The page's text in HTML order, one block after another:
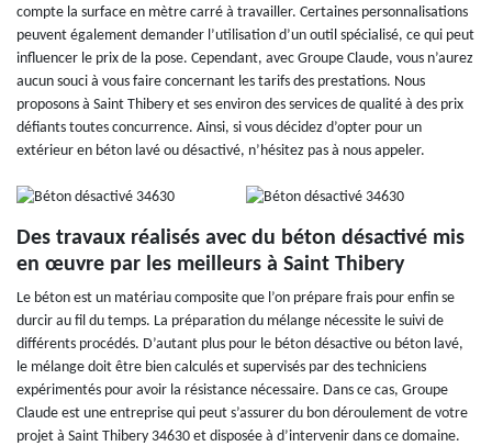
compte la surface en mètre carré à travailler. Certaines personnalisations
peuvent également demander l’utilisation d’un outil spécialisé, ce qui peut
influencer le prix de la pose. Cependant, avec Groupe Claude, vous n’aurez
aucun souci à vous faire concernant les tarifs des prestations. Nous
proposons à Saint Thibery et ses environ des services de qualité à des prix
défiants toutes concurrence. Ainsi, si vous décidez d’opter pour un
extérieur en béton lavé ou désactivé, n’hésitez pas à nous appeler.
Des travaux réalisés avec du béton désactivé mis
en œuvre par les meilleurs à Saint Thibery
Le béton est un matériau composite que l’on prépare frais pour enfin se
durcir au fil du temps. La préparation du mélange nécessite le suivi de
différents procédés. D’autant plus pour le béton désactive ou béton lavé,
le mélange doit être bien calculés et supervisés par des techniciens
expérimentés pour avoir la résistance nécessaire. Dans ce cas, Groupe
Claude est une entreprise qui peut s’assurer du bon déroulement de votre
projet à Saint Thibery 34630 et disposée à d’intervenir dans ce domaine.